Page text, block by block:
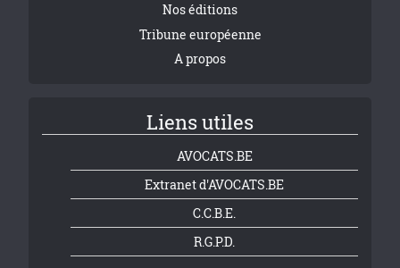
Nos éditions
Tribune européenne
A propos
Liens utiles
AVOCATS.BE
Extranet d'AVOCATS.BE
C.C.B.E.
R.G.P.D.